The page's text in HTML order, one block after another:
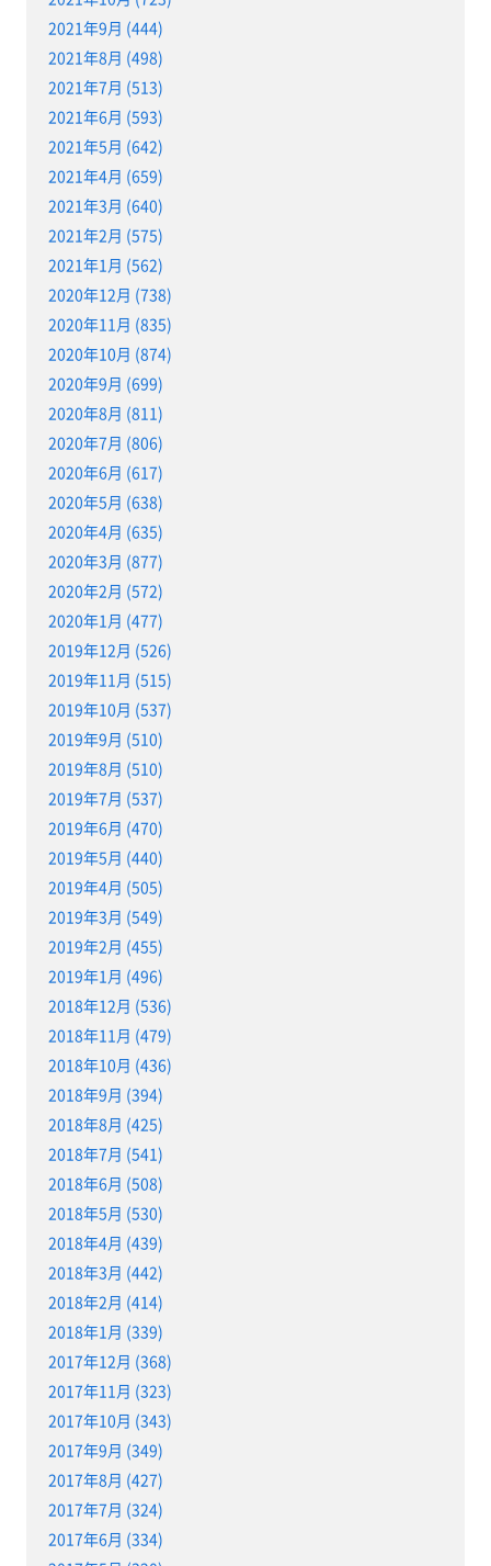
2021年9月 (444)
2021年8月 (498)
2021年7月 (513)
2021年6月 (593)
2021年5月 (642)
2021年4月 (659)
2021年3月 (640)
2021年2月 (575)
2021年1月 (562)
2020年12月 (738)
2020年11月 (835)
2020年10月 (874)
2020年9月 (699)
2020年8月 (811)
2020年7月 (806)
2020年6月 (617)
2020年5月 (638)
2020年4月 (635)
2020年3月 (877)
2020年2月 (572)
2020年1月 (477)
2019年12月 (526)
2019年11月 (515)
2019年10月 (537)
2019年9月 (510)
2019年8月 (510)
2019年7月 (537)
2019年6月 (470)
2019年5月 (440)
2019年4月 (505)
2019年3月 (549)
2019年2月 (455)
2019年1月 (496)
2018年12月 (536)
2018年11月 (479)
2018年10月 (436)
2018年9月 (394)
2018年8月 (425)
2018年7月 (541)
2018年6月 (508)
2018年5月 (530)
2018年4月 (439)
2018年3月 (442)
2018年2月 (414)
2018年1月 (339)
2017年12月 (368)
2017年11月 (323)
2017年10月 (343)
2017年9月 (349)
2017年8月 (427)
2017年7月 (324)
2017年6月 (334)